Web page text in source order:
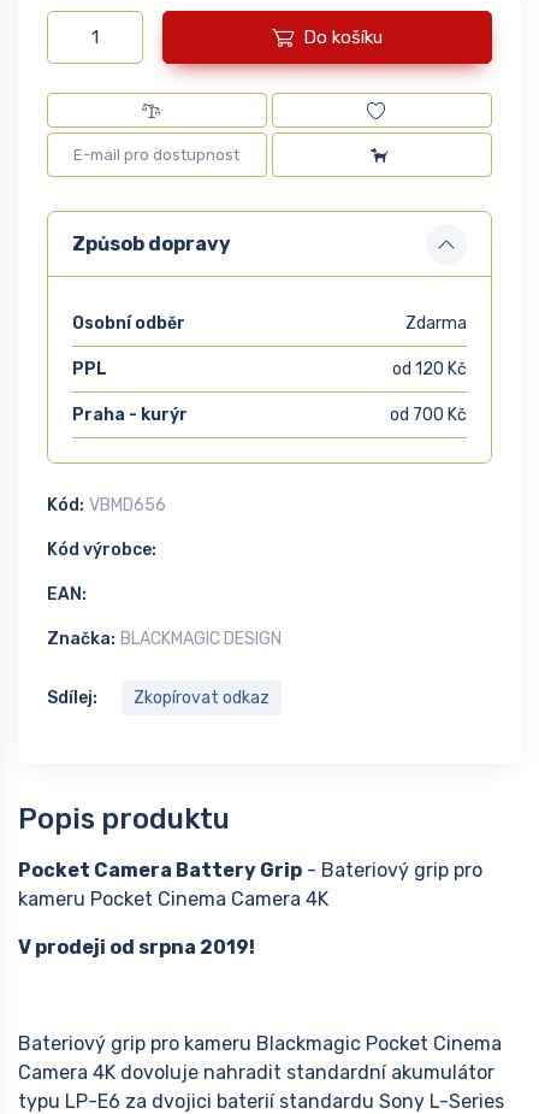
Do košíku
Způsob dopravy
Osobní odběr Zdarma
PPL od 120 Kč
Praha - kurýr od 700 Kč
Kód: VBMD656
Kód výrobce:
EAN:
Značka: BLACKMAGIC DESIGN
Sdílej: Zkopírovat odkaz
Popis produktu
Pocket Camera Battery Grip - Bateriový grip pro
kameru Pocket Cinema Camera 4K
V prodeji od srpna 2019!
Bateriový grip pro kameru Blackmagic Pocket Cinema
Camera 4K dovoluje nahradit standardní akumulátor
typu LP-E6 za dvojici baterií standardu Sony L-Series